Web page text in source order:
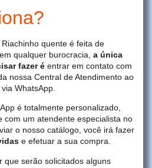
quente é feita de
qualquer burocracia, a única
fazer é entrar em contato com
nossa Central de Atendimento ao
WhatsApp.
é totalmente personalizado,
com um atendente especialista no
o nosso catálogo, você irá fazer
e efetuar a sua compra.
que serão solicitados alguns